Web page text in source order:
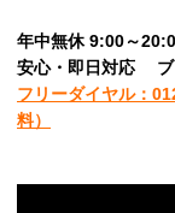
年中無休 9:00～
安心・即日対応
ブ
フリーダイヤル：
料）